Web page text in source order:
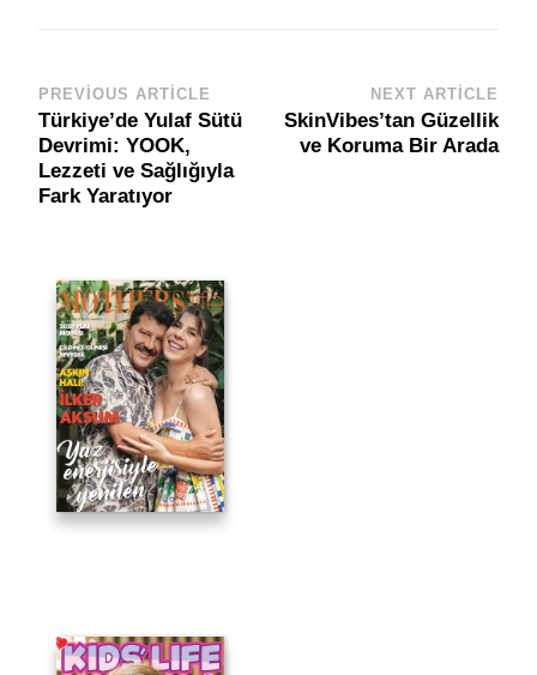
Post
Navigation
PREVIOUS ARTICLE
Türkiye’de Yulaf Sütü
Devrimi: YOOK,
Lezzeti ve Sağlığıyla
Fark Yaratıyor
NEXT ARTICLE
SkinVibes’tan Güzellik
ve Koruma Bir Arada